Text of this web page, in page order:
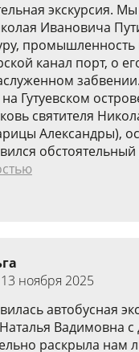
экскурсия.
Ивановича
канал порт, о
Гутуевском
святителя
Александры),
обстоятельный
13 ноября 2025
автобусная
Вадимовна
раскрыла нам